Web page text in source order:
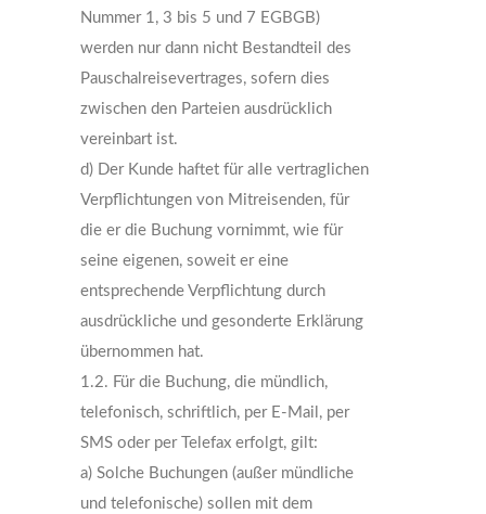
Nummer 1, 3 bis 5 und 7 EGBGB)
werden nur dann nicht Bestandteil des
Pauschalreisevertrages, sofern dies
zwischen den Parteien ausdrücklich
vereinbart ist.
d) Der Kunde haftet für alle vertraglichen
Verpflichtungen von Mitreisenden, für
die er die Buchung vornimmt, wie für
seine eigenen, soweit er eine
entsprechende Verpflichtung durch
ausdrückliche und gesonderte Erklärung
übernommen hat.
1.2. Für die Buchung, die mündlich,
telefonisch, schriftlich, per E-Mail, per
SMS oder per Telefax erfolgt, gilt:
a) Solche Buchungen (außer mündliche
und telefonische) sollen mit dem